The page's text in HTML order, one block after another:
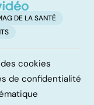
DE LA SANTÉ
cookies
de confidentialité